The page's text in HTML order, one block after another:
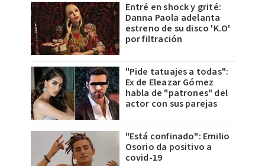
Entré en shock y grité:
Danna Paola adelanta
estreno de su disco 'K.O'
por filtración
"Pide tatuajes a todas":
Ex de Eleazar Gómez
habla de "patrones" del
actor con sus parejas
"Está confinado": Emilio
Osorio da positivo a
covid-19